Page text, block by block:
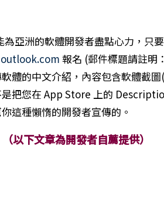
亞洲的軟體開發者盡點心力，只
報名 (郵件標題請註明
體的中文介紹，內容包含軟體截
把您在 App Store 上的
這種懶惰的開發者宣傳的。
（以下文章為開發者自薦提供）